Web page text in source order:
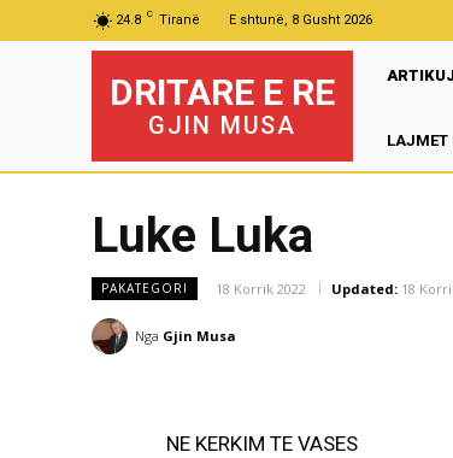
24.8 C Tiranë E shtunë, 8 Gusht 2026
DRITARE E RE
GJIN MUSA
LAJMET
Luke Luka
PAKATEGORI 18 Korrik 2022 Updated: 18
Nga Gjin Musa
NE KERKIM TE VASES